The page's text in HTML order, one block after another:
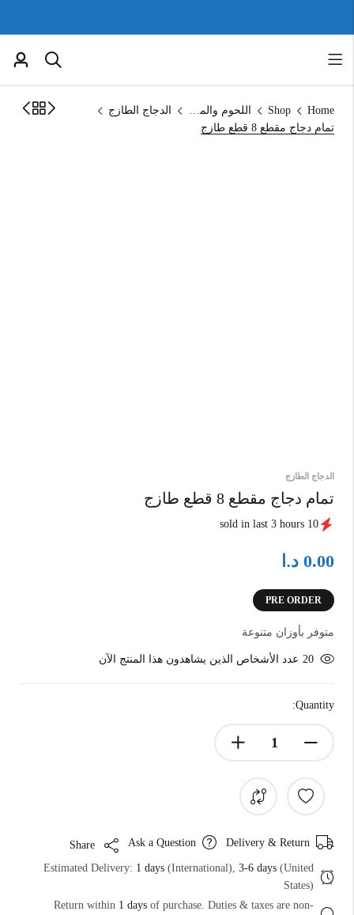
Home
Shop اللحوم والمجمدات
الدجاج الطازج
تمام دجاج مقطع 8 قطع طازج
الدجاج الطازج
تمام دجاج مقطع 8 قطع طازج
10 sold in last 3 hours
0.00 د.ا
PRE ORDER
متوفر بأوزان متنوعة
20 عدد الأشخاص الذين يشاهدون هذا المنتج الآن
Quantity:
Delivery & Return
Ask a Question
Estimated Delivery: 1 days (International), 3-6 days (United
States)
Return within 1 days of purchase. Duties & taxes are non-